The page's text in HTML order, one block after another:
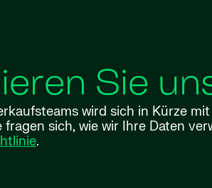
Sie
wird sich in Kürze
sich, wie wir Ihre Daten
.